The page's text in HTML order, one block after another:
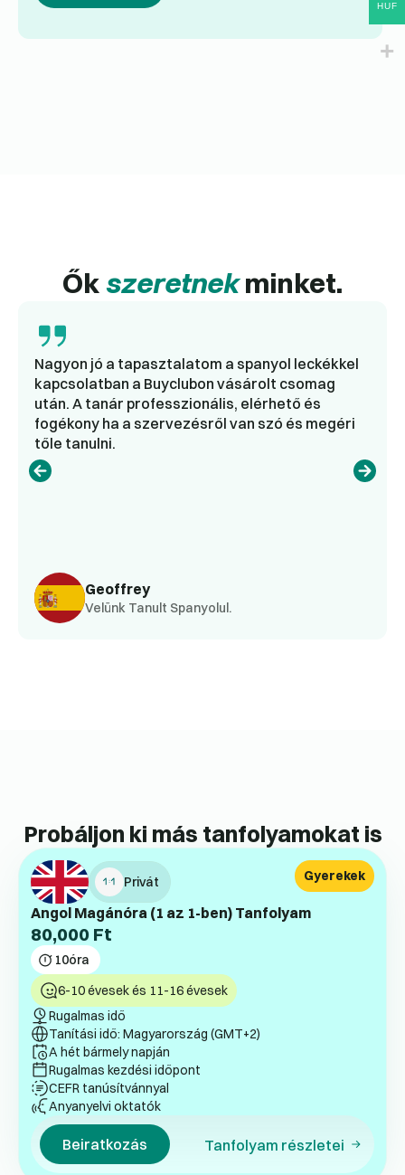
Őkszeretnekminket.
Geoffrey
Velünk Tanult Spanyolul.
Nagyon jó a tapasztalatom a spanyol leckékkel
kapcsolatban a Buyclubon vásárolt csomag
után. A tanár professzionális, elérhető és
fogékony ha a szervezésről van szó és megéri
tőle tanulni.
Probáljon ki más tanfolyamokat is
Privát
Angol Magánóra (1 az 1-ben) Tanfolyam
80,000 Ft
10óra
Gyerekek
6-10 évesek és 11-16 évesek
Rugalmas idő
Tanítási idő: Magyarország (GMT+2)
A hét bármely napján
Rugalmas kezdési időpont
CEFR tanúsítvánnyal
Anyanyelvi oktatók
Beiratkozás Tanfolyam részletei
HUF